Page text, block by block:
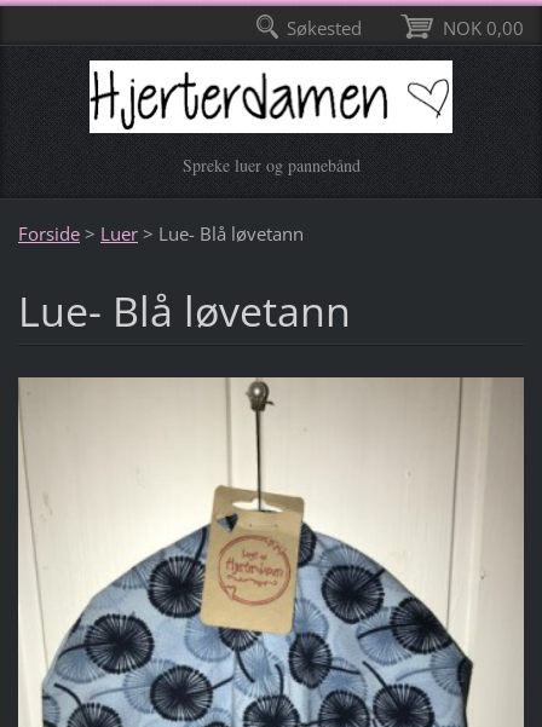
Spreke luer og pannebånd
Forside > Luer > Lue- Blå løvetann
Lue- Blå løvetann
NOK 0,00
Søkested